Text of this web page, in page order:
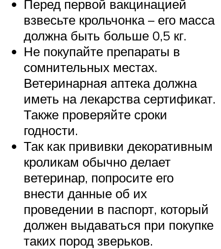
Перед первой вакцинацией
взвесьте крольчонка – его масса
должна быть больше 0,5 кг.
Не покупайте препараты в
сомнительных местах.
Ветеринарная аптека должна
иметь на лекарства сертификат.
Также проверяйте сроки
годности.
Так как прививки декоративным
кроликам обычно делает
ветеринар, попросите его
внести данные об их
проведении в паспорт, который
должен выдаваться при покупке
таких пород зверьков.